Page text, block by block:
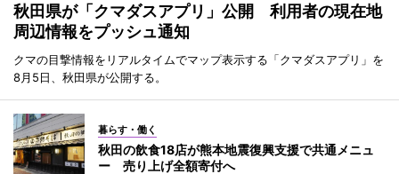
秋田県が「クマダスアプリ」公開 利用者の現在地
周辺情報をプッシュ通知
クマの目撃情報をリアルタイムでマップ表示する「クマダスアプリ」を
8月5日、秋田県が公開する。
暮らす・働く
秋田の飲食18店が熊本地震復興支援で共通メニュ
ー 売り上げ全額寄付へ